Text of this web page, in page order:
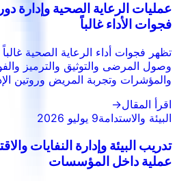
عمليات الرعاية الصحية وإدارة
فجوات الأداء غالباً
تظهر فجوات أداء الرعاية الصحية
وصول المرضى والتوثيق والترميز
والمؤشرات وتجربة المريض وروتين
اقرأ المقال→
البيئة والاستدامة9 يوليو 2026
تدريب البيئة وإدارة النفايات
عملية داخل المؤسسات